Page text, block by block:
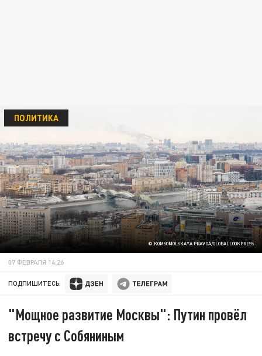
© KOMSOMOLSKAYA PRAVDA/GLOBALLOOKPRESS
ПОЛИТИКА
07 ФЕВРАЛЯ 14:26
ПОДПИШИТЕСЬ:
"Мощное развитие Москвы": Путин провёл
встречу с Собяниным